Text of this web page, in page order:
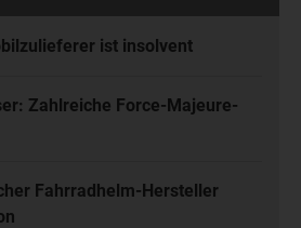
ist insolvent
Zahlreiche Force-Majeure-
Fahrradhelm-Hersteller